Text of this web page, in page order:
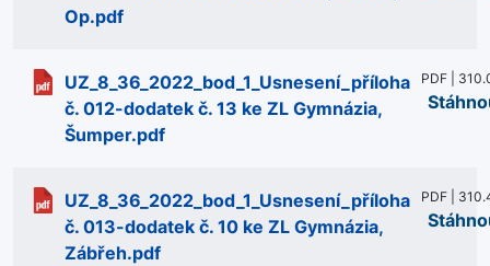
Op.pdf
UZ_8_36_2022_bod_1_Usnesení_příloha
č. 012-dodatek č. 13 ke ZL Gymnázia,
Šumper.pdf
PDF |
UZ_8_36_2022_bod_1_Usnesení_příloha
č. 013-dodatek č. 10 ke ZL Gymnázia,
Zábřeh.pdf
PDF |